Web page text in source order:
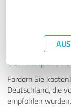
Tipp: Die
dem
Fordern Sie
Deutschland, die
empfohlen wurden.